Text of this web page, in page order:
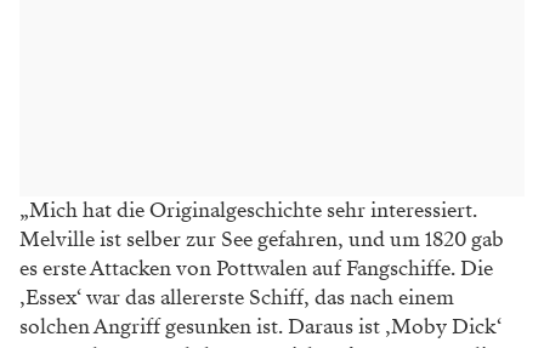
„Mich hat die Originalgeschichte sehr interessiert.
Melville ist selber zur See gefahren, und um 1820 gab
es erste Attacken von Pottwalen auf Fangschiffe. Die
‚Essex‘ war das allererste Schiff, das nach einem
solchen Angriff gesunken ist. Daraus ist ‚Moby Dick‘